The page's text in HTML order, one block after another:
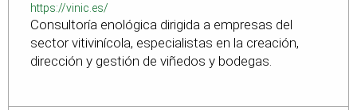
https://vinic.es/
Consultoría enológica dirigida a empresas del
sector vitivinícola, especialistas en la creación,
dirección y gestión de viñedos y bodegas.